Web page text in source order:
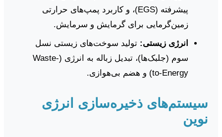
پیشرفته (EGS)، و کاربرد پمپ‌های حرارتی
زمین‌گرمایی برای گرمایش و سرمایش.
انرژی زیستی: تولید سوخت‌های زیستی نسل
سوم (جلبک‌ها)، تبدیل زباله به انرژی (Waste-
to-Energy) و هضم بی‌هوازی.
سیستم‌های ذخیره‌سازی انرژی
نوین